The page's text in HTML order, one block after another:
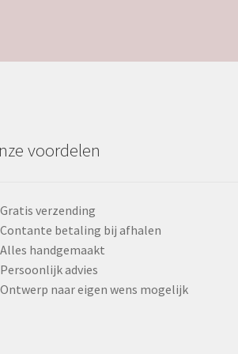
voordelen
verzending
betaling bij afhalen
handgemaakt
advies
naar eigen wens mogelijk